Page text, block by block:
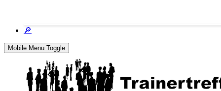
🔎
Mobile Menu Toggle